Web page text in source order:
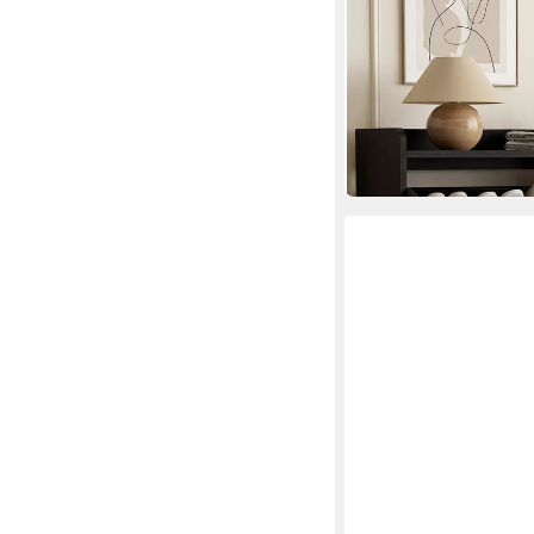
Schuhschrank
Verstellbar, Holz
Mehrere Größen
ab 137,13 € UVP242,99
-44%
in 4-5 Werktagen bei dir